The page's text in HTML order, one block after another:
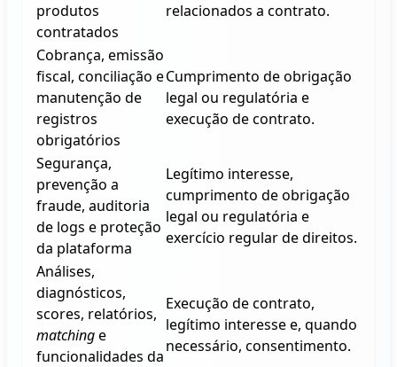
produtos
contratados
relacionados a contrato.
Cobrança, emissão
fiscal, conciliação e
manutenção de
registros
obrigatórios
Cumprimento de obrigação
legal ou regulatória e
execução de contrato.
Segurança,
prevenção a
fraude, auditoria
de logs e proteção
da plataforma
Legítimo interesse,
cumprimento de obrigação
legal ou regulatória e
exercício regular de direitos.
Análises,
diagnósticos,
scores, relatórios,
matchinge
funcionalidades da
Execução de contrato,
legítimo interesse e, quando
necessário, consentimento.